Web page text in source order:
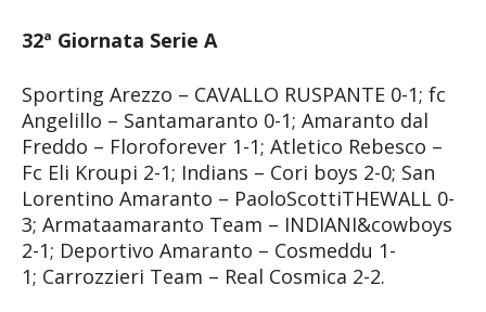
32ª Giornata Serie A
Sporting Arezzo – CAVALLO RUSPANTE 0-1; fc
Angelillo – Santamaranto 0-1; Amaranto dal
Freddo – Floroforever 1-1; Atletico Rebesco –
Fc Eli Kroupi 2-1; Indians – Cori boys 2-0; San
Lorentino Amaranto – PaoloScottiTHEWALL 0-
3; Armataamaranto Team – INDIANI&cowboys
2-1; Deportivo Amaranto – Cosmeddu 1-
1; Carrozzieri Team – Real Cosmica 2-2.